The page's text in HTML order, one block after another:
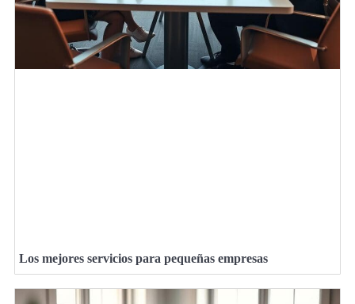
Los mejores servicios para pequeñas empresas